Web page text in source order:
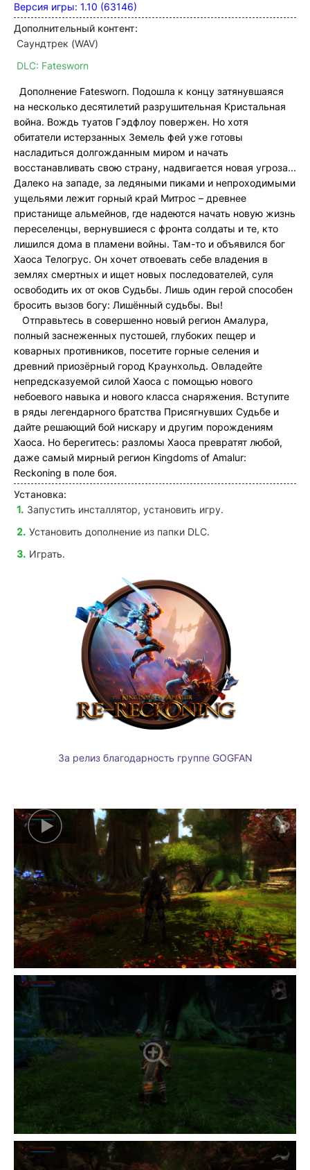
Версия игры: 1.10 (63146)
Дополнительный контент:
Саундтрек (WAV)
DLC: Fatesworn
Дополнение Fatesworn. Подошла к концу затянувшаяся
на несколько десятилетий разрушительная Кристальная
война. Вождь туатов Гэдфлоу повержен. Но хотя
обитатели истерзанных Земель фей уже готовы
насладиться долгожданным миром и начать
восстанавливать свою страну, надвигается новая угроза...
Далеко на западе, за ледяными пиками и непроходимыми
ущельями лежит горный край Митрос – древнее
пристанище альмейнов, где надеются начать новую жизнь
переселенцы, вернувшиеся с фронта солдаты и те, кто
лишился дома в пламени войны. Там-то и объявился бог
Хаоса Телогрус. Он хочет отвоевать себе владения в
землях смертных и ищет новых последователей, суля
освободить их от оков Судьбы. Лишь один герой способен
бросить вызов богу: Лишённый судьбы. Вы!
Отправьтесь в совершенно новый регион Амалура,
полный заснеженных пустошей, глубоких пещер и
коварных противников, посетите горные селения и
древний приозёрный город Краунхольд. Овладейте
непредсказуемой силой Хаоса с помощью нового
небоевого навыка и нового класса снаряжения. Вступите
в ряды легендарного братства Присягнувших Судьбе и
дайте решающий бой нискару и другим порождениям
Хаоса. Но берегитесь: разломы Хаоса превратят любой,
даже самый мирный регион Kingdoms of Amalur:
Reckoning в поле боя.
Установка:
Запустить инсталлятор, установить игру.
Установить дополнение из папки DLC.
Играть.
За релиз благодарность группе GOGFAN